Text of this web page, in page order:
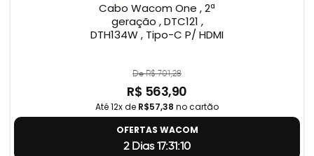
Cabo Wacom One , 2ª
geração , DTC121 ,
DTH134W , Tipo-C P/ HDMI
De R$ 701,28
R$ 563,90
Até 12x de R$57,38 no cartão
OFERTAS WACOM
2 Dias 17:31:9